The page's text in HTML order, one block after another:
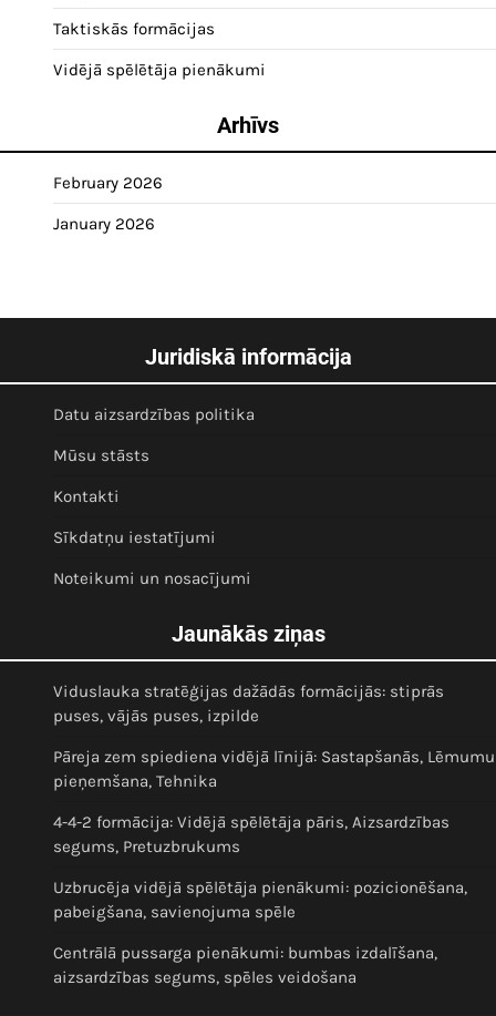
Taktiskās formācijas
Vidējā spēlētāja pienākumi
Arhīvs
February 2026
January 2026
Juridiskā informācija
Datu aizsardzības politika
Mūsu stāsts
Kontakti
Sīkdatņu iestatījumi
Noteikumi un nosacījumi
Jaunākās ziņas
Viduslauka stratēģijas dažādās formācijās: stiprās
puses, vājās puses, izpilde
Pāreja zem spiediena vidējā līnijā: Sastapšanās, Lēmumu
pieņemšana, Tehnika
4-4-2 formācija: Vidējā spēlētāja pāris, Aizsardzības
segums, Pretuzbrukums
Uzbrucēja vidējā spēlētāja pienākumi: pozicionēšana,
pabeigšana, savienojuma spēle
Centrālā pussarga pienākumi: bumbas izdalīšana,
aizsardzības segums, spēles veidošana